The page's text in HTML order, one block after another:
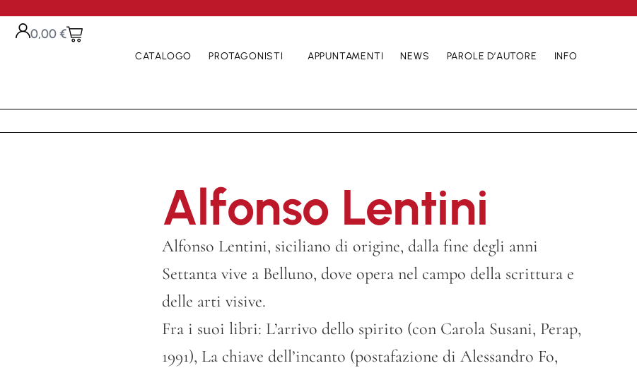
0,00€
CATALOGO PROTAGONISTI APPUNTAMENTI NEWS PAROLE D’AUTORE INFO
Alfonso Lentini
Alfonso Lentini, siciliano di origine, dalla fine degli anni
Settanta vive a Belluno, dove opera nel campo della scrittura e
delle arti visive.
Fra i suoi libri: L’arrivo dello spirito (con Carola Susani, Perap,
1991), La chiave dell’incanto (postafazione di Alessandro Fo,